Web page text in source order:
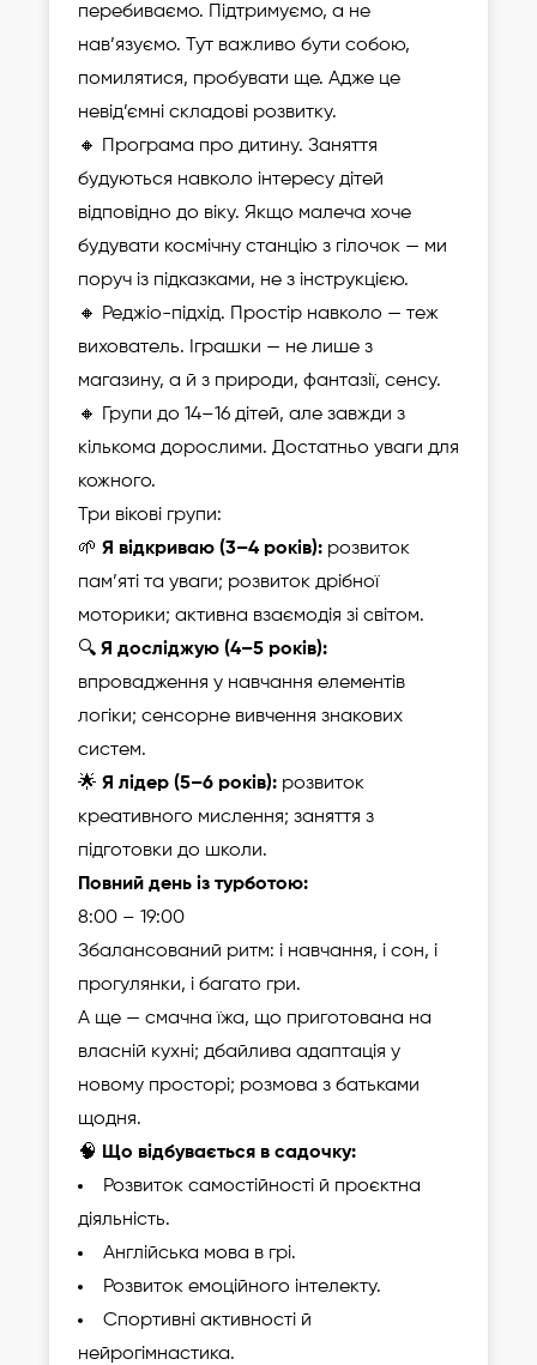
перебиваємо. Підтримуємо, а не
нав’язуємо. Тут важливо бути собою,
помилятися, пробувати ще. Адже це
невід’ємні складові розвитку.
🔸 Програма про дитину. Заняття
будуються навколо інтересу дітей
відповідно до віку. Якщо малеча хоче
будувати космічну станцію з гілочок — ми
поруч із підказками, не з інструкцією.
🔸 Реджіо-підхід. Простір навколо — теж
вихователь. Іграшки — не лише з
магазину, а й з природи, фантазії, сенсу.
🔸 Групи до 14–16 дітей, але завжди з
кількома дорослими. Достатньо уваги для
кожного.
Три вікові групи:
🌱 Я відкриваю (3–4 років): розвиток
пам’яті та уваги; розвиток дрібної
моторики; активна взаємодія зі світом.
🔍 Я досліджую (4–5 років):
впровадження у навчання елементів
логіки; сенсорне вивчення знакових
систем.
🌟 Я лідер (5–6 років): розвиток
креативного мислення; заняття з
підготовки до школи.
Повний день із турботою:
8:00 – 19:00
Збалансований ритм: і навчання, і сон, і
прогулянки, і багато гри.
А ще — смачна їжа, що приготована на
власній кухні; дбайлива адаптація у
новому просторі; розмова з батьками
щодня.
🧠 Що відбувається в садочку:
Розвиток самостійності й проєктна
діяльність.
Англійська мова в грі.
Розвиток емоційного інтелекту.
Спортивні активності й
нейрогімнастика.